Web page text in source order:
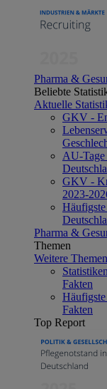
Pharma &
Beliebte
Aktuelle
GKV -
AU-Tage
GKV -
2023-
Pharma &
Themen
Weitere Themen
Fakten
Fakten
Top Report